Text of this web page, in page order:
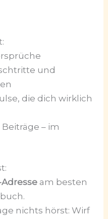
und
die dich wirklich
– im
am besten
nichts hörst: Wirf